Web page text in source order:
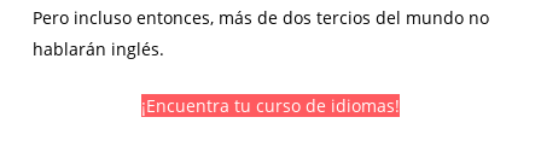
Pero incluso entonces, más de dos tercios del mundo no
hablarán inglés.
¡Encuentra tu curso de idiomas!